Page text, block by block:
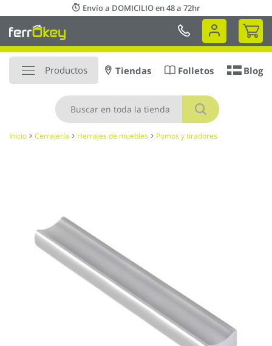
al
contenido
Envío a DOMICILIO en 48 a 72hr
Mi
Productos
Buscar
Tiendas Folletos Blog
Inicio Cerrajería Herrajes de muebles Pomos y tiradores
imágenes